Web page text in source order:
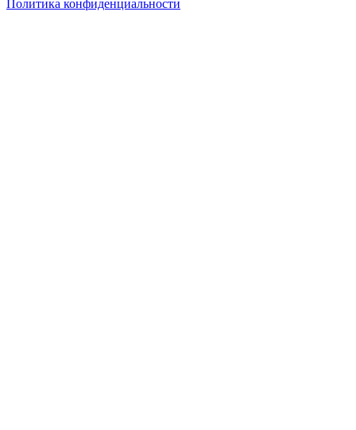
Политика конфиденциальности